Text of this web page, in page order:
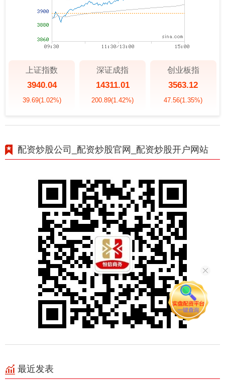
上证指数
3940.04
39.69(1.02%)
深证成指
14311.01
200.89(1.42%)
创业板指
3563.12
47.56(1.35%)
配资炒股公司_配资炒股官网_配资炒股开户网站
最近发表